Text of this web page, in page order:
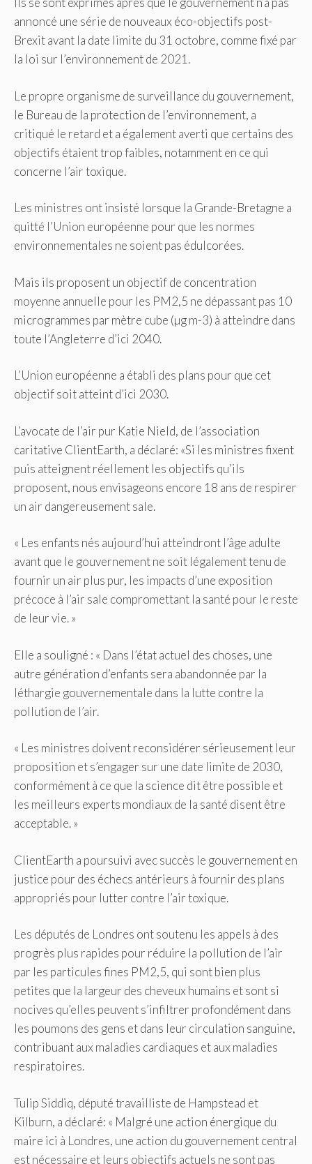
annoncé une série de nouveaux éco-objectifs post-
Brexit avant la date limite du 31 octobre, comme fixé par
la loi sur l’environnement de 2021.
Le propre organisme de surveillance du gouvernement,
le Bureau de la protection de l’environnement, a
critiqué le retard et a également averti que certains des
objectifs étaient trop faibles, notamment en ce qui
concerne l’air toxique.
Les ministres ont insisté lorsque la Grande-Bretagne a
quitté l’Union européenne pour que les normes
environnementales ne soient pas édulcorées.
Mais ils proposent un objectif de concentration
moyenne annuelle pour les PM2,5 ne dépassant pas 10
microgrammes par mètre cube (µg m-3) à atteindre dans
toute l’Angleterre d’ici 2040.
L’Union européenne a établi des plans pour que cet
objectif soit atteint d’ici 2030.
L’avocate de l’air pur Katie Nield, de l’association
caritative ClientEarth, a déclaré: «Si les ministres fixent
puis atteignent réellement les objectifs qu’ils
proposent, nous envisageons encore 18 ans de respirer
un air dangereusement sale.
« Les enfants nés aujourd’hui atteindront l’âge adulte
avant que le gouvernement ne soit légalement tenu de
fournir un air plus pur, les impacts d’une exposition
précoce à l’air sale compromettant la santé pour le reste
de leur vie. »
Elle a souligné : « Dans l’état actuel des choses, une
autre génération d’enfants sera abandonnée par la
léthargie gouvernementale dans la lutte contre la
pollution de l’air.
« Les ministres doivent reconsidérer sérieusement leur
proposition et s’engager sur une date limite de 2030,
conformément à ce que la science dit être possible et
les meilleurs experts mondiaux de la santé disent être
acceptable. »
ClientEarth a poursuivi avec succès le gouvernement en
justice pour des échecs antérieurs à fournir des plans
appropriés pour lutter contre l’air toxique.
Les députés de Londres ont soutenu les appels à des
progrès plus rapides pour réduire la pollution de l’air
par les particules fines PM2,5, qui sont bien plus
petites que la largeur des cheveux humains et sont si
nocives qu’elles peuvent s’infiltrer profondément dans
les poumons des gens et dans leur circulation sanguine,
contribuant aux maladies cardiaques et aux maladies
respiratoires.
Tulip Siddiq, député travailliste de Hampstead et
Kilburn, a déclaré: « Malgré une action énergique du
maire ici à Londres, une action du gouvernement central
est nécessaire et leurs objectifs actuels ne sont pas